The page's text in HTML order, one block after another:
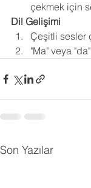
çekmek için
Dil Gelişimi
Çeşitli sesler
"Ma" veya
Son Yazılar